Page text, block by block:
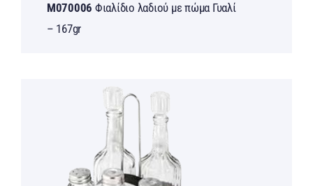
M070006 Φιαλίδιο λαδιού με πώμα Γυαλί
– 167gr